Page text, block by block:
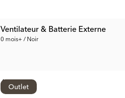
Ventilateur & Batterie Externe
0 mois+ / Noir
44.99 €
Outlet